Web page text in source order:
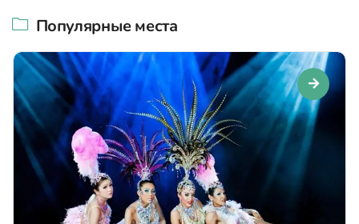
Популярные места